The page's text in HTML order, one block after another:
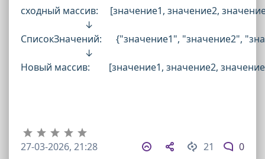
сходный массив:     [значение1, значение2,
                           ↓
СписокЗначений:      {"значение1", "значение2",
                           ↓
Новый массив:        [значение1, значение2,
21 0
27-03-2026, 21:28